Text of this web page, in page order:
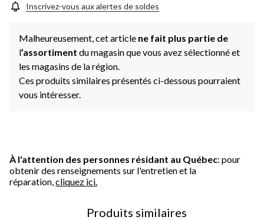
Inscrivez-vous aux alertes de soldes
Malheureusement, cet article ne fait plus partie de
l’assortiment du magasin que vous avez sélectionné et
les magasins de la région.
Ces produits similaires présentés ci-dessous pourraient
vous intéresser.
À l'attention des personnes résidant au Québec: pour
obtenir des renseignements sur l'entretien et la
réparation, cliquez ici.
Produits similaires